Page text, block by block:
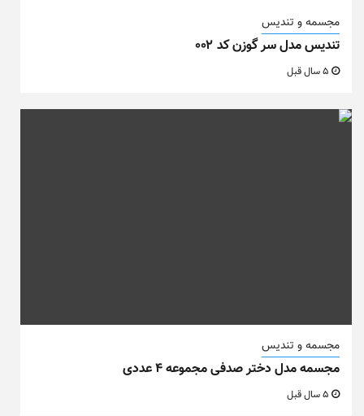
مجسمه و تندیس
تندیس مدل سر گوزن کد ۰۰۲
مجسمه و تندیس
مجسمه مدل دختر صدفی مجموعه ۴ عددی